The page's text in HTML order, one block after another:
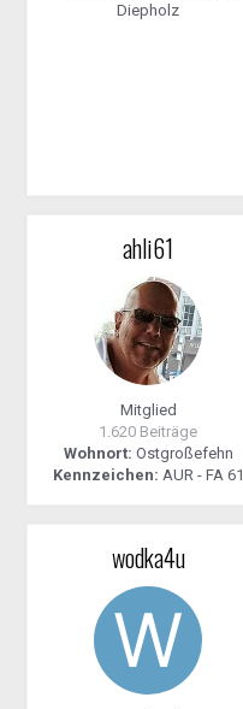
Diepholz
ahli61
Mitglied
1.620 Beiträge
Wohnort: Ostgroßefehn
Kennzeichen: AUR - FA 61
wodka4u